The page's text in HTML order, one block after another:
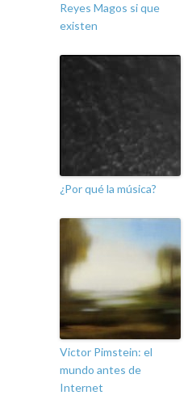
Reyes Magos si que
existen
¿Por qué la música?
Victor Pimstein: el
mundo antes de
Internet